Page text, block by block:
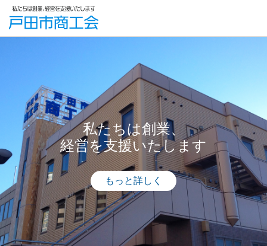
私たちは創業、
経営を支援いたします
もっと詳しく